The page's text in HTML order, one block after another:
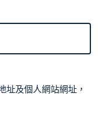
址及個人網站網址，